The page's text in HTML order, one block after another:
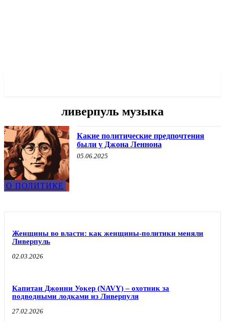
ливерпуль музыка
О ПОЛИТИКЕ
Какие политические предпочтения
были у Джона Леннона
05.06.2025
Женщины во власти: как женщины-политики меняли
Ливерпуль
02.03.2026
Капитан Джонни Уокер (NAVY) – охотник за
подводными лодками из Ливерпуля
27.02.2026